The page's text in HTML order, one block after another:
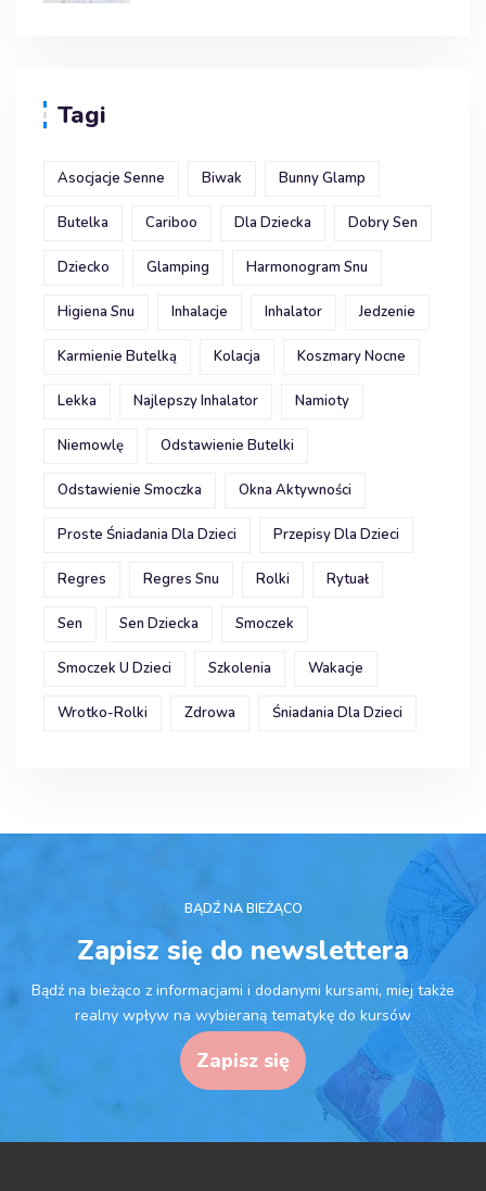
Tagi
Asocjacje Senne Biwak Bunny Glamp
Butelka Cariboo Dla Dziecka Dobry Sen
Dziecko Glamping Harmonogram Snu
Higiena Snu Inhalacje Inhalator Jedzenie
Karmienie Butelką Kolacja Koszmary Nocne
Lekka Najlepszy Inhalator Namioty
Niemowlę Odstawienie Butelki
Odstawienie Smoczka Okna Aktywności
Proste Śniadania Dla Dzieci Przepisy Dla Dzieci
Regres Regres Snu Rolki Rytuał
Sen Sen Dziecka Smoczek
Smoczek U Dzieci Szkolenia Wakacje
Wrotko-Rolki Zdrowa Śniadania Dla Dzieci
BĄDŹ NA BIEŻĄCO
Zapisz się do newslettera
Bądź na bieżąco z informacjami i dodanymi kursami, miej także
realny wpływ na wybieraną tematykę do kursów
Zapisz się